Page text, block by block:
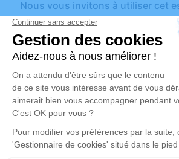
Nous vous invitons à utiliser cet
laisser vos condoléances,
souvenirs, une anecdote ou
pensées à travers des poèmes
endroit est un lieu d'expression
mémoire de Daniel GAZÉ.
Un service de plantation d’arbre
disponible ici.
Je